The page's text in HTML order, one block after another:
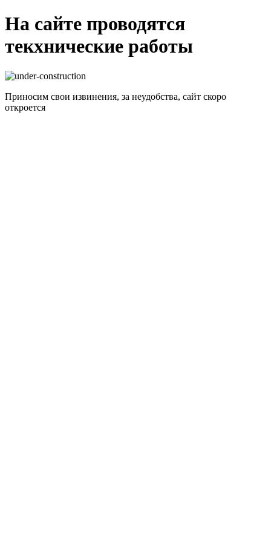
На сайте проводятся
текхнические работы
Приносим свои извинения, за неудобства, сайт скоро
откроется